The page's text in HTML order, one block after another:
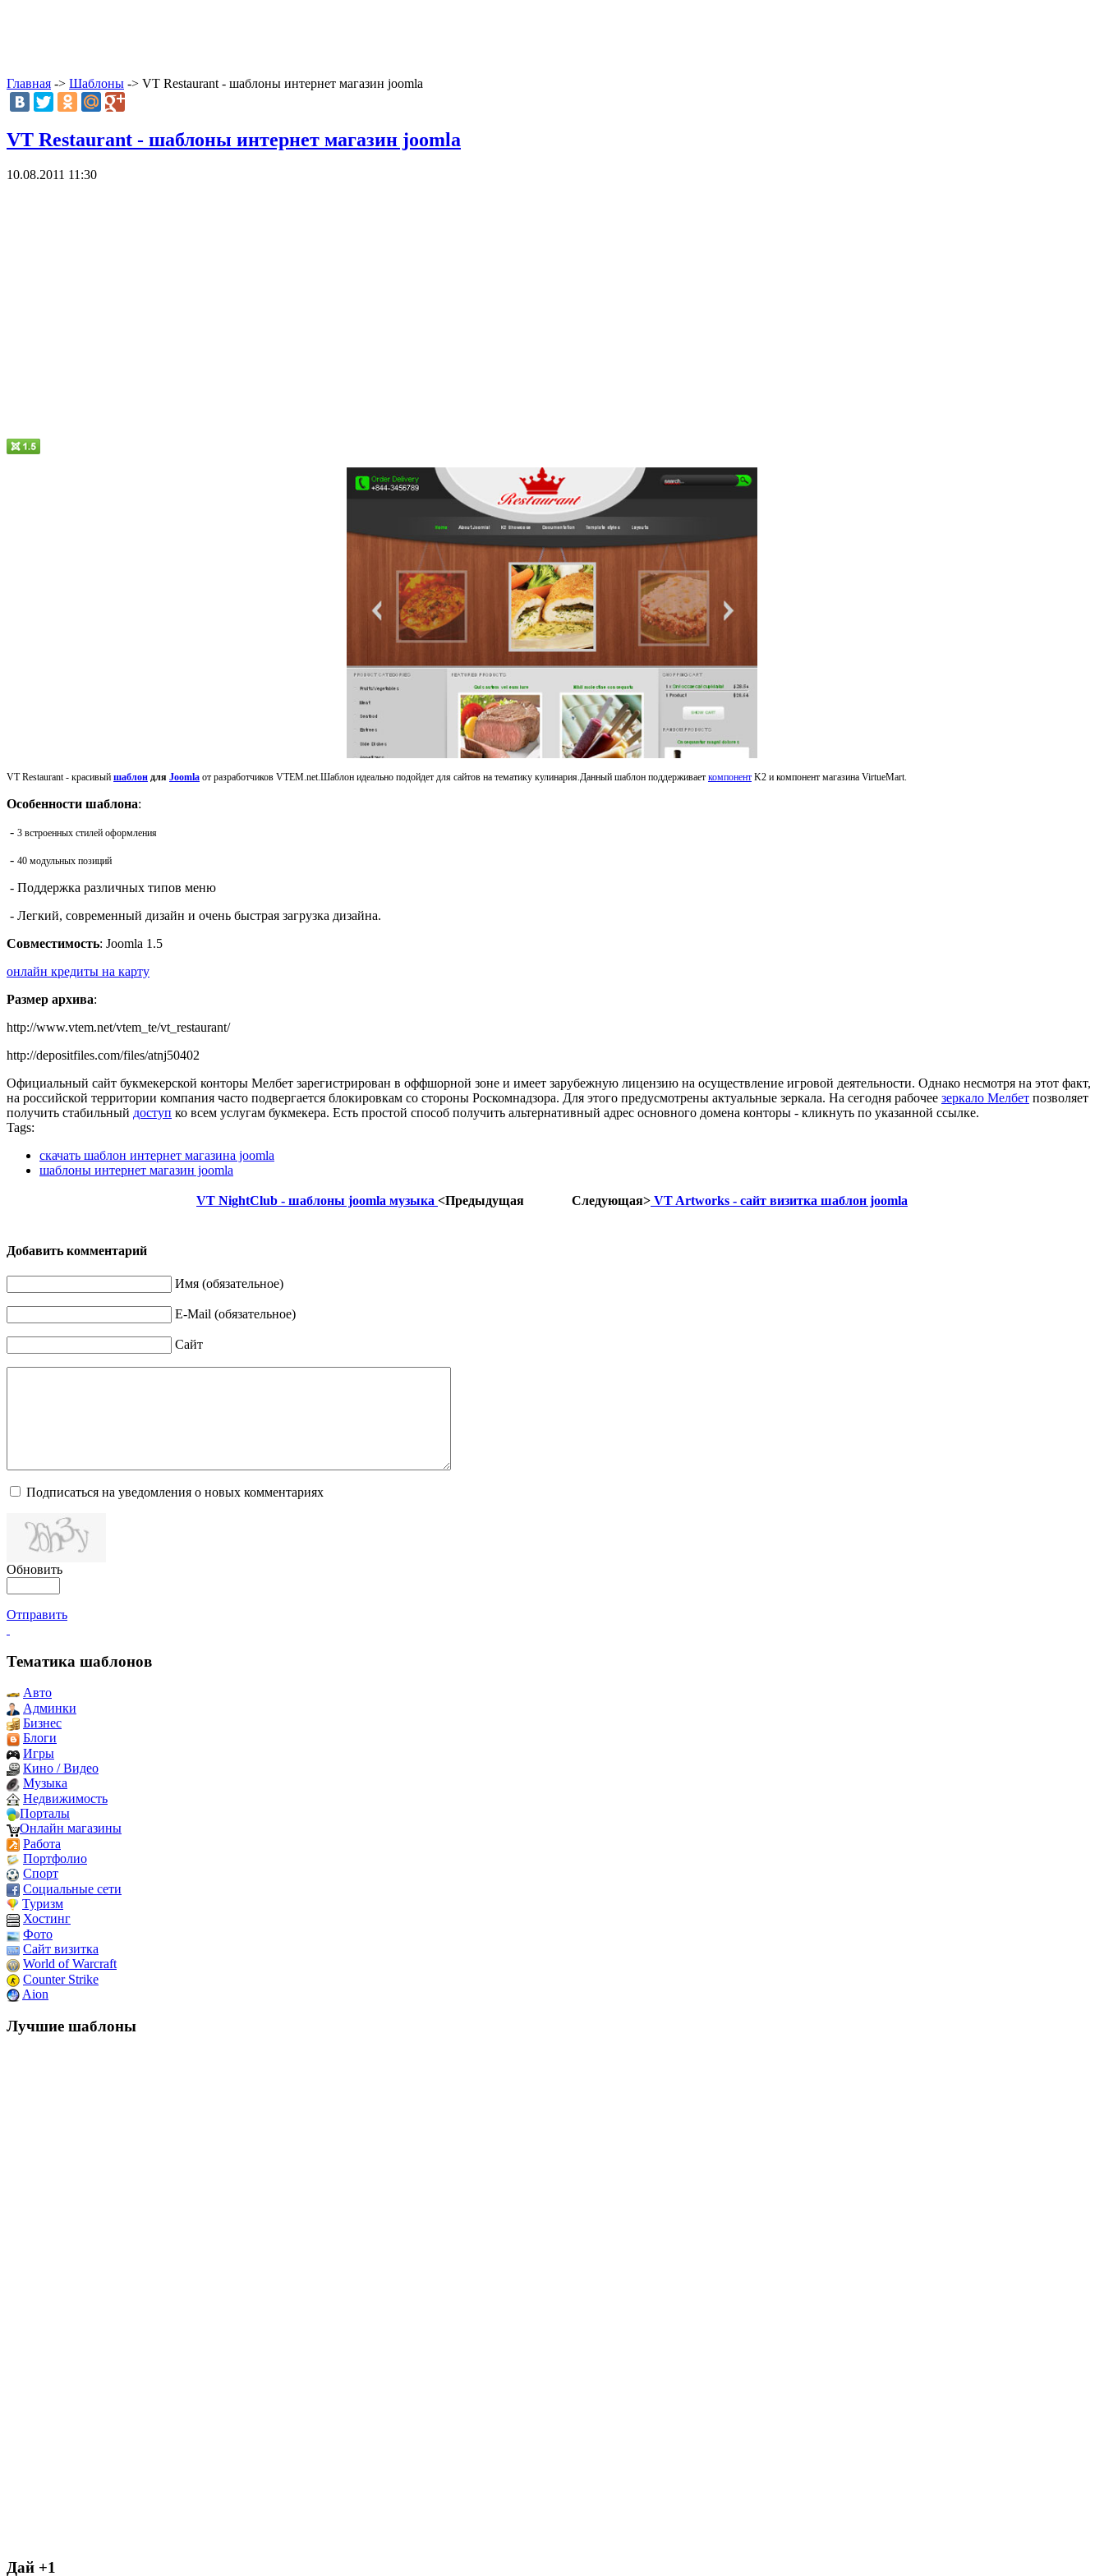
Главная -> Шаблоны -> VT Restaurant - шаблоны интернет магазин joomla
VT Restaurant - шаблоны интернет магазин joomla
10.08.2011 11:30
VT Restaurant - красивый шаблон для Joomla от разработчиков VTEM.net.Шаблон идеально подойдет для сайтов на тематику кулинария.Данный шаблон поддерживает компонент K2 и компонент магазина VirtueMart.
Особенности шаблона:
- 3 встроенных стилей оформления
- 40 модульных позиций
- Поддержка различных типов меню
- Легкий, современный дизайн и очень быстрая загрузка дизайна.
Совместимость: Joomla 1.5
онлайн кредиты на карту
Размер архива:
http://www.vtem.net/vtem_te/vt_restaurant/
http://depositfiles.com/files/atnj50402
Официальный сайт букмекерской конторы Мелбет зарегистрирован в оффшорной зоне и имеет зарубежную лицензию на осуществление игровой деятельности. Однако несмотря на этот факт,
на российской территории компания часто подвергается блокировкам со стороны Роскомнадзора. Для этого предусмотрены актуальные зеркала. На сегодня рабочее зеркало Мелбет позволяет
получить стабильный доступ ко всем услугам букмекера. Есть простой способ получить альтернативный адрес основного домена конторы - кликнуть по указанной ссылке.
Tags:
скачать шаблон интернет магазина joomla
шаблоны интернет магазин joomla
VT NightClub - шаблоны joomla музыка <Предыдущая Следующая> VT Artworks - сайт визитка шаблон joomla
Добавить комментарий
Имя (обязательное)
E-Mail (обязательное)
Сайт
Подписаться на уведомления о новых комментариях
Обновить
Отправить
Тематика шаблонов
Авто
Админки
Бизнес
Блоги
Игры
Кино / Видео
Музыка
Недвижимость
Порталы
Онлайн магазины
Работа
Портфолио
Спорт
Социальные сети
Туризм
Хостинг
Фото
Сайт визитка
World of Warcraft
Counter Strike
Aion
Лучшие шаблоны
Дай +1